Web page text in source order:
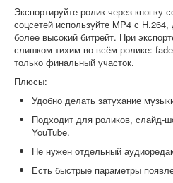
Экспортируйте ролик через кнопку
соцсетей используйте MP4 с
более высокий битрейт. При
слишком тихим во всём ролике:
только финальный участок.
Плюсы:
Удобно делать затухание
Подходит для роликов, слайд-
YouTube.
Не нужен отдельный
Есть быстрые параметры